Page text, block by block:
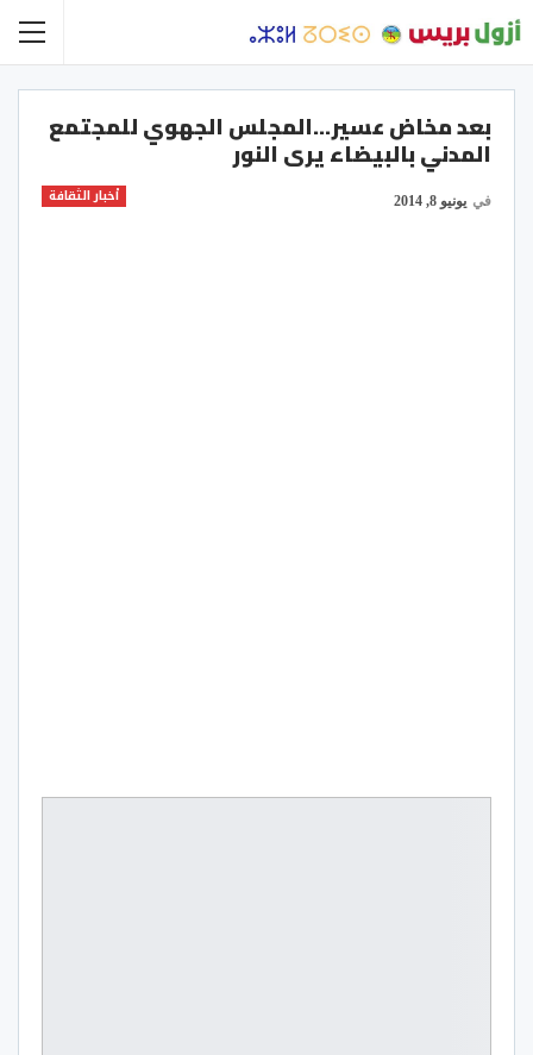
بعد مخاض عسير…المجلس الجهوي للمجتمع
المدني بالبيضاء يرى النور
أخبار الثقافة في يونيو 8, 2014